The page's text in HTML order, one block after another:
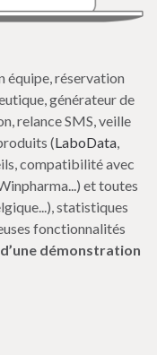
équipe, réservation
générateur de
relance SMS, veille
(LaboData,
compatibilité avec
et toutes
statistiques
fonctionnalités
démonstration